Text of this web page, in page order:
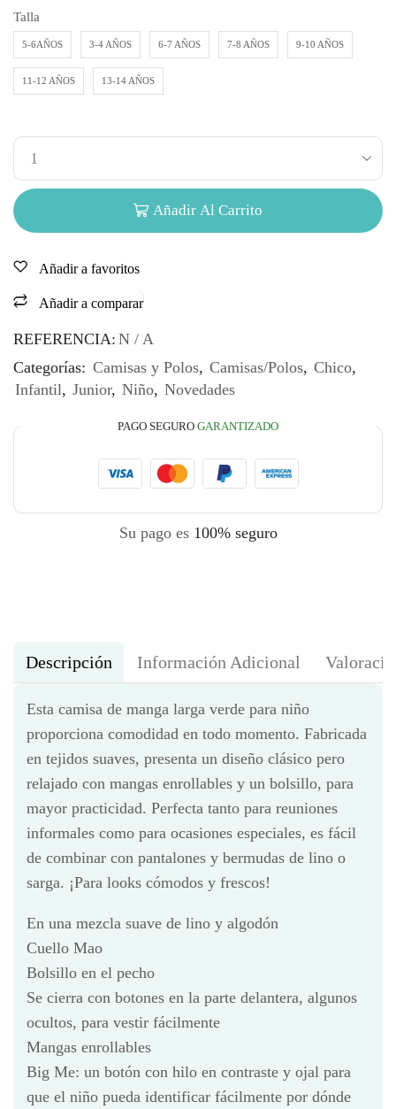
Talla
5-6AÑOS 3-4 AÑOS 6-7 AÑOS 7-8 AÑOS 9-10 AÑOS
11-12 AÑOS 13-14 AÑOS
Añadir Al Carrito
Añadir a favoritos
Añadir a comparar
REFERENCIA: N / A
Categorías: Camisas y Polos, Camisas/Polos, Chico,
Infantil, Junior, Niño, Novedades
PAGO SEGURO GARANTIZADO
Su pago es 100% seguro
Descripción Información Adicional
Esta camisa de manga larga verde para niño
proporciona comodidad en todo momento. Fabricada
en tejidos suaves, presenta un diseño clásico pero
relajado con mangas enrollables y un bolsillo, para
mayor practicidad. Perfecta tanto para reuniones
informales como para ocasiones especiales, es fácil
de combinar con pantalones y bermudas de lino o
sarga. ¡Para looks cómodos y frescos!
En una mezcla suave de lino y algodón
Cuello Mao
Bolsillo en el pecho
Se cierra con botones en la parte delantera, algunos
ocultos, para vestir fácilmente
Mangas enrollables
Big Me: un botón con hilo en contraste y ojal para
que el niño pueda identificar fácilmente por dónde